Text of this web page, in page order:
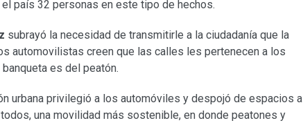
país 32 personas en este tipo de hechos.
subrayó la necesidad de transmitirle a la ciudadanía que la
automovilistas creen que las calles les pertenecen a los
es del peatón.
urbana privilegió a los automóviles y despojó de espacios a
una movilidad más sostenible, en donde peatones y